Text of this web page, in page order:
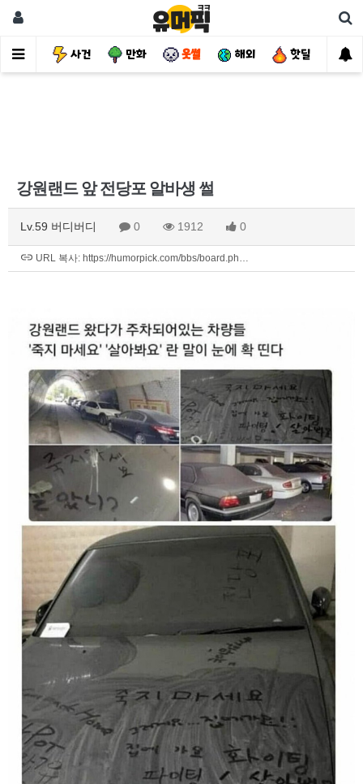
유머 사건 만화 웃썰 해외 핫딜 자
강원랜드 앞 전당포 알바생 썰
Lv.59 버디버디 0 1912 0
URL 복사: https://humorpick.com/bbs/board.ph…